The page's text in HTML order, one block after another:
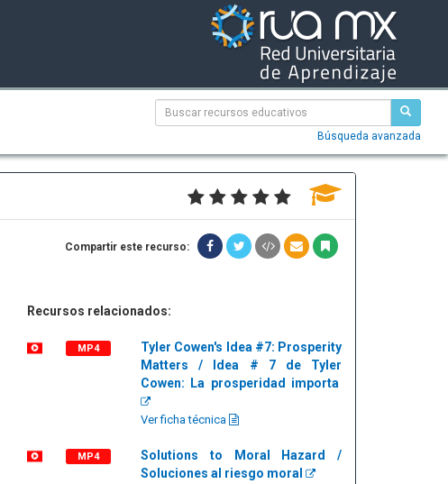
Búsqueda avanzada
Compartir este recurso:
Recursos relacionados:
MP4
Tyler Cowen's Idea #7: Prosperity
Matters / Idea # 7 de Tyler
Cowen: La prosperidad importa
Ver ficha técnica
MP4
Solutions to Moral Hazard /
Soluciones al riesgo moral